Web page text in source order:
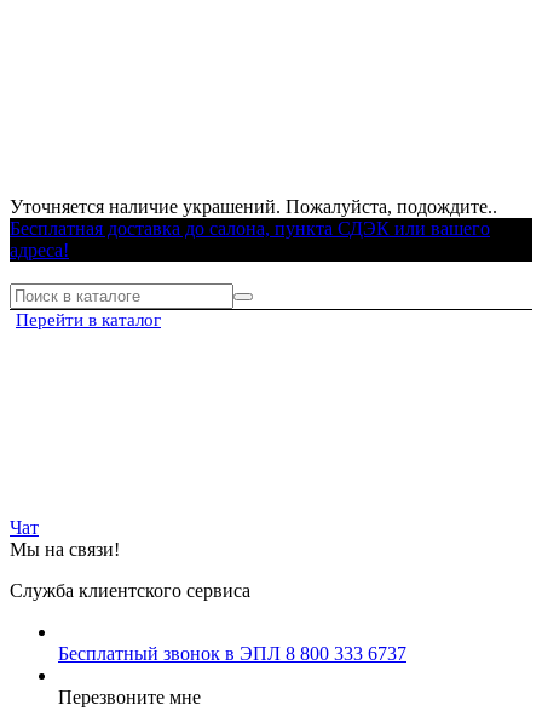
Уточняется наличие украшений. Пожалуйста, подождите..
Бесплатная доставка до салона, пункта СДЭК или вашего
адреса!
Перейти в каталог
Чат
Мы на связи!
Служба клиентского сервиса
Бесплатный звонок в ЭПЛ 8 800 333 6737
Перезвоните мне